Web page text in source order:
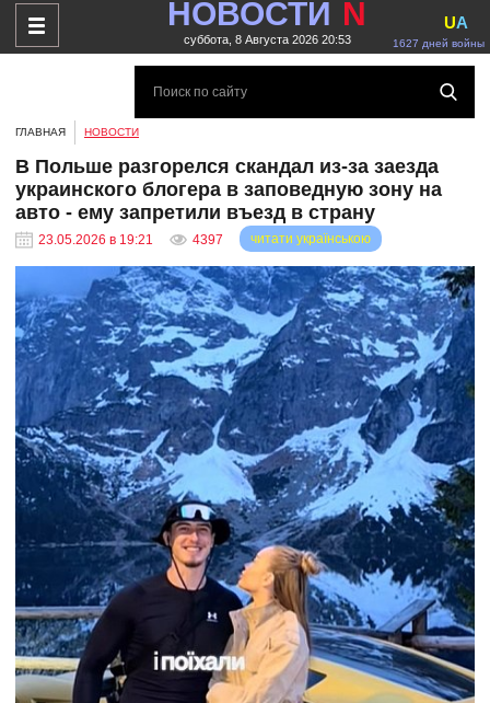
НОВОСТИ N
суббота, 8 Августа 2026 20:53 1627 дней войны
UA
ГЛАВНАЯ НОВОСТИ
В Польше разгорелся скандал из-за заезда
украинского блогера в заповедную зону на
авто - ему запретили въезд в страну
23.05.2026 в 19:21 4397 читати українською